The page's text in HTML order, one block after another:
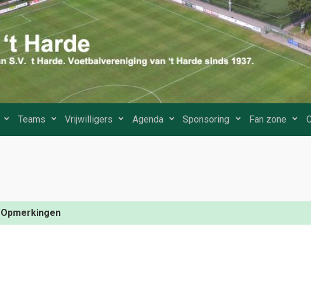
Teams Vrijwilligers Agenda Sponsoring Fan zone
Opmerkingen